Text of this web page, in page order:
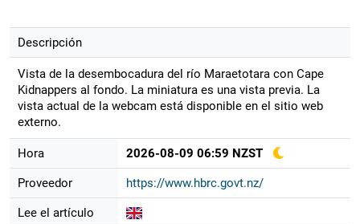
Descripción
Vista de la desembocadura del río Maraetotara con Cape
Kidnappers al fondo. La miniatura es una vista previa. La
vista actual de la webcam está disponible en el sitio web
externo.
Hora 2026-08-09 06:59 NZST
Proveedor https://www.hbrc.govt.nz/
Lee el artículo